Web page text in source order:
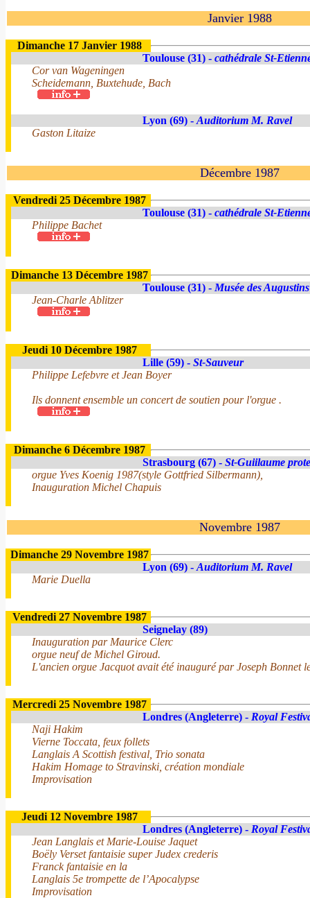
Janvier 1988
Dimanche 17 Janvier 1988
Toulouse (31) - cathédrale St-
Cor van Wageningen
Scheidemann, Buxtehude, Bach
Lyon (69) - Auditorium M. Ravel
Gaston Litaize
Décembre 1987
Vendredi 25 Décembre 1987
Toulouse (31) - cathédrale St-
Philippe Bachet
Dimanche 13 Décembre 1987
Toulouse (31) - Musée des Augustins
Jean-Charle Ablitzer
Jeudi 10 Décembre 1987
Lille (59) - St-Sauveur
Philippe Lefebvre et Jean Boyer
Ils donnent ensemble un concert de soutien pour l'orgue .
Dimanche 6 Décembre 1987
Strasbourg (67) - St-Guiilaume
orgue Yves Koenig 1987(style Gottfried Silbermann),
Inauguration Michel Chapuis
Novembre 1987
Dimanche 29 Novembre 1987
Lyon (69) - Auditorium M. Ravel
Marie Duella
Vendredi 27 Novembre 1987
Seignelay (89)
Inauguration par Maurice Clerc
orgue neuf de Michel Giroud.
L'ancien orgue Jacquot avait été inauguré par Joseph Bonnet
Mercredi 25 Novembre 1987
Londres (Angleterre) - Royal
Naji Hakim
Vierne Toccata, feux follets
Langlais A Scottish festival, Trio sonata
Hakim Homage to Stravinski, création mondiale
Improvisation
Jeudi 12 Novembre 1987
Londres (Angleterre) - Royal
Jean Langlais et Marie-Louise Jaquet
Boëly Verset fantaisie super Judex crederis
Franck fantaisie en la
Langlais 5e trompette de l’Apocalypse
Improvisation